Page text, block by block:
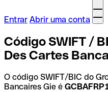
Entrar Abrir uma conta
Código SWIFT /
Des Cartes
O código SWIFT/BIC do
Bancaires Gie é